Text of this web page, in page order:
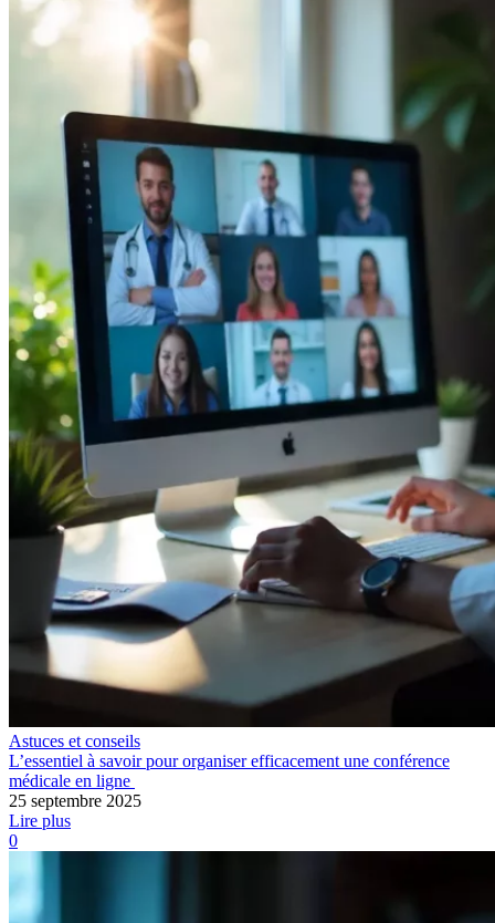
Astuces et conseils
L’essentiel à savoir pour organiser efficacement une conférence
médicale en ligne
25 septembre 2025
Lire plus
0